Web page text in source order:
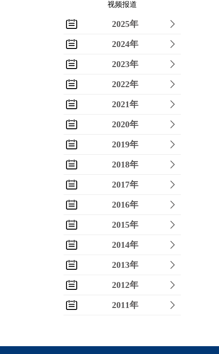
视频报道
2025年
2024年
2023年
2022年
2021年
2020年
2019年
2018年
2017年
2016年
2015年
2014年
2013年
2012年
2011年
2009年